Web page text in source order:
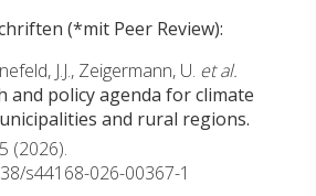
(*mit Peer Review):
J.J., Zeigermann, U. et al.
and policy agenda for climate
and rural regions.
(2026).
s44168-026-00367-1